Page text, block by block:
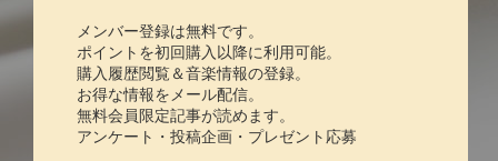
メンバー登録は無料です。
ポイントを初回購入以降に利用可能。
購入履歴閲覧＆音楽情報の登録。
お得な情報をメール配信。
無料会員限定記事が読めます。
アンケート・投稿企画・プレゼント応募